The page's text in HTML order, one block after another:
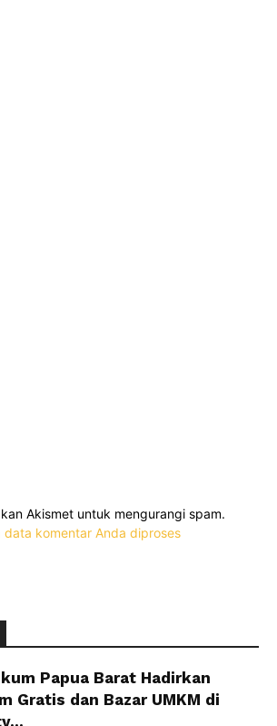
Akismet untuk mengurangi spam.
data komentar Anda diproses
Papua Barat Hadirkan
Gratis dan Bazar UMKM di